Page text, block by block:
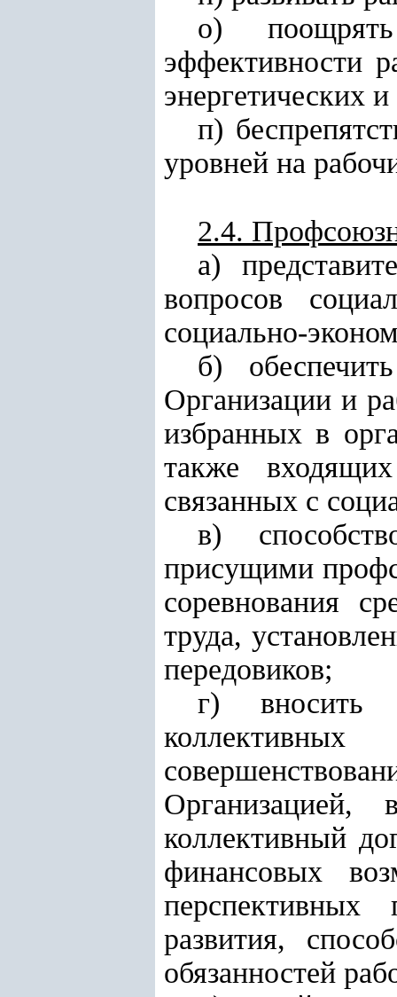
о)
эффективности
энергетических
п)
уровней на
2.4.
а)
вопросов
социально-
б)
Организации и
избранных в
также
связанных с
в)
присущими
соревнования
труда,
передовиков;
г) вносить
Организацией,
коллективный
финансовых
перспективных
развития,
обязанностей